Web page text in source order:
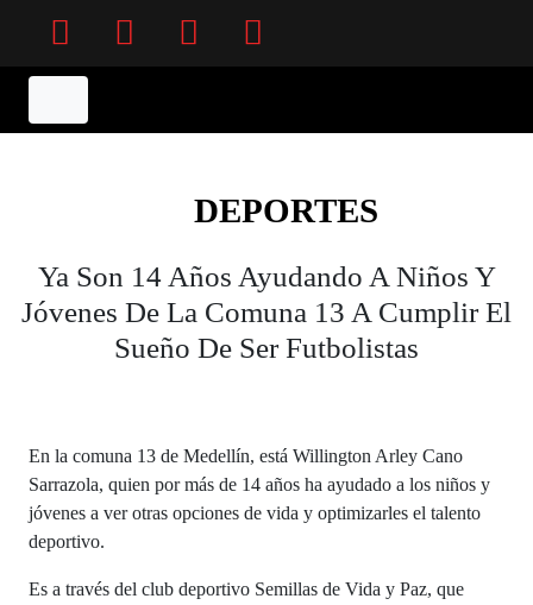
DEPORTES
Ya Son 14 Años Ayudando A Niños Y
Jóvenes De La Comuna 13 A Cumplir El
Sueño De Ser Futbolistas
En la comuna 13 de Medellín, está Willington Arley Cano
Sarrazola, quien por más de 14 años ha ayudado a los niños y
jóvenes a ver otras opciones de vida y optimizarles el talento
deportivo.
Es a través del club deportivo Semillas de Vida y Paz, que